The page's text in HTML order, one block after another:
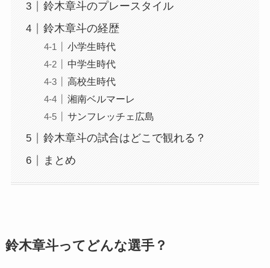
鈴木章斗のプレースタイル
鈴木章斗の経歴
小学生時代
中学生時代
高校生時代
湘南ベルマーレ
サンフレッチェ広島
鈴木章斗の試合はどこで観れる？
まとめ
鈴木章斗ってどんな選手？